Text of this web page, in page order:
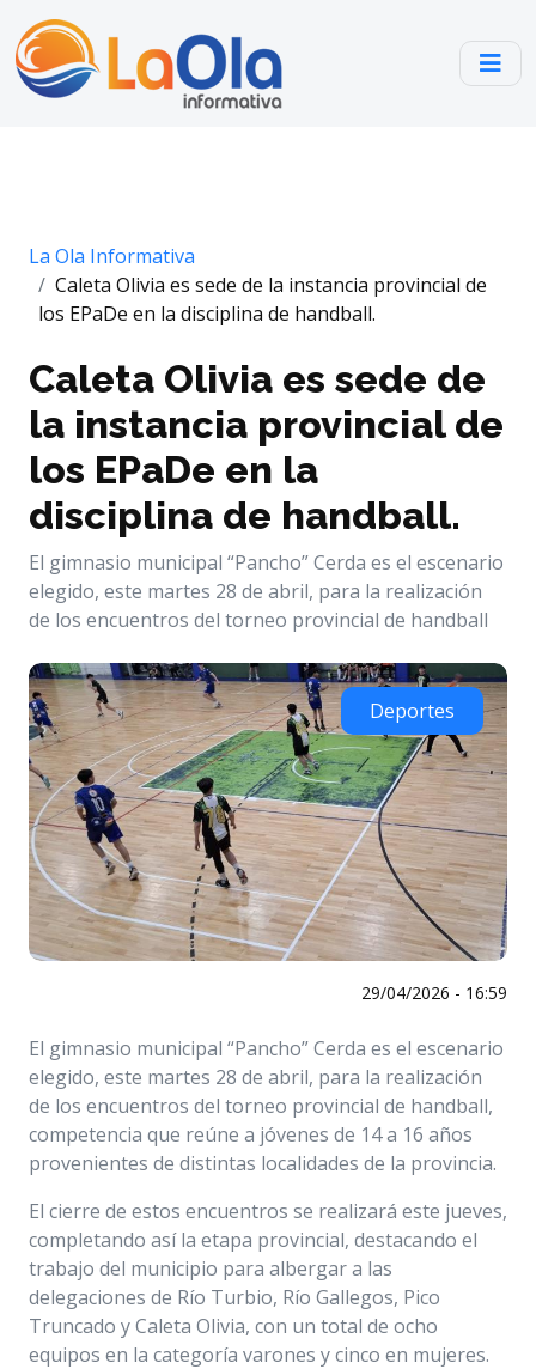
La Ola Informativa
Caleta Olivia es sede de la instancia provincial de
los EPaDe en la disciplina de handball.
Caleta Olivia es sede de
la instancia provincial de
los EPaDe en la
disciplina de handball.
El gimnasio municipal “Pancho” Cerda es el escenario
elegido, este martes 28 de abril, para la realización
de los encuentros del torneo provincial de handball
Deportes
29/04/2026 - 16:59
El gimnasio municipal “Pancho” Cerda es el escenario
elegido, este martes 28 de abril, para la realización
de los encuentros del torneo provincial de handball,
competencia que reúne a jóvenes de 14 a 16 años
provenientes de distintas localidades de la provincia.
El cierre de estos encuentros se realizará este jueves,
completando así la etapa provincial, destacando el
trabajo del municipio para albergar a las
delegaciones de Río Turbio, Río Gallegos, Pico
Truncado y Caleta Olivia, con un total de ocho
equipos en la categoría varones y cinco en mujeres.